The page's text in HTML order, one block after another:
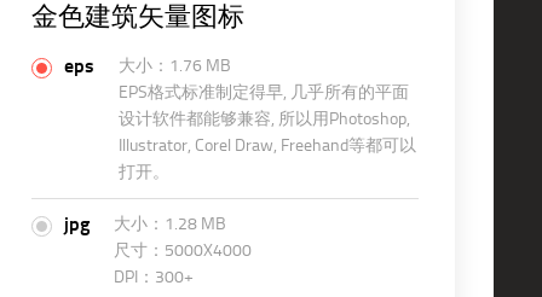
金色建筑矢量图标
eps
大小：1.76 MB
EPS格式标准制定得早, 几乎所有的平面
设计软件都能够兼容, 所以用Photoshop,
Illustrator, Corel Draw, Freehand等都可以
打开。
jpg
大小：1.28 MB
尺寸：5000X4000
DPI：300+